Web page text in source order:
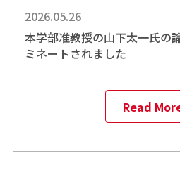
2026.05.26
本学部准教授の山下太一氏の
ミネートされました
Read